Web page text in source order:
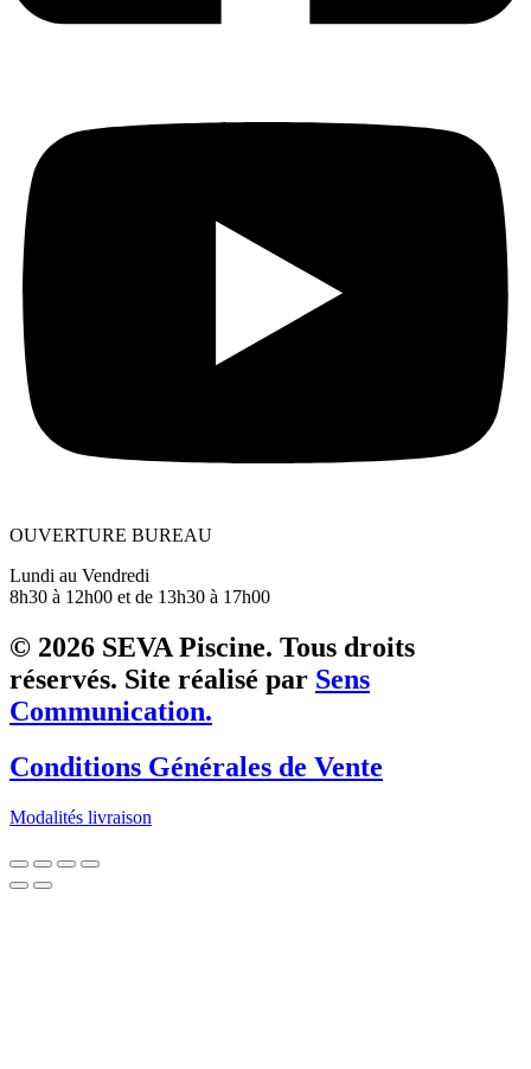
OUVERTURE BUREAU
Lundi au Vendredi
8h30 à 12h00 et de 13h30 à 17h00
© 2026 SEVA Piscine. Tous droits
réservés. Site réalisé par Sens
Communication.
Conditions Générales de Vente
Modalités livraison